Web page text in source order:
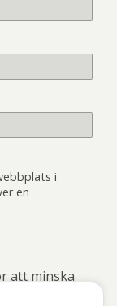
i
en
att minska